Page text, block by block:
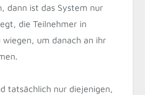
dann ist das System nur
die Teilnehmer in
wiegen, um danach an ihr
tatsächlich nur diejenigen,